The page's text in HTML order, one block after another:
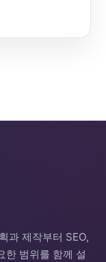
과 제작부터 SEO,
한 범위를 함께 설